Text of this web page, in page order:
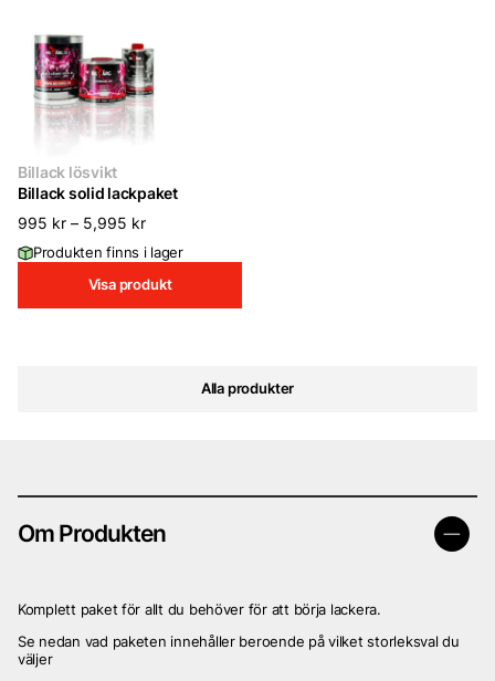
Alla produkter
Billack lösvikt
Billack solid lackpaket
995 kr – 5,995 kr
Produkten finns i lager
Visa produkt
Om Produkten
Komplett paket för allt du behöver för att börja lackera.
Se nedan vad paketen innehåller beroende på vilket storleksval du
väljer